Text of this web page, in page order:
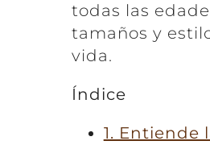
todas las
tamaños y
vida.
Índice
1. Entiende